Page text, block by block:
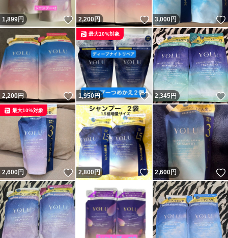
1,899円 いいね！
2,200円 いいね！
3,000円
2,200円 いいね！
1,950円 いいね！
最大10%対象
2,345円
2,600円 いいね！
最大10%対象
2,800円 いいね！
2,600円